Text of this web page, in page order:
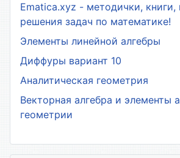
Ematica.xyz - методички,
решения задач по математике!
Элементы линейной алгебры
Диффуры вариант 10
Аналитическая геометрия
Векторная алгебра и элементы
геометрии